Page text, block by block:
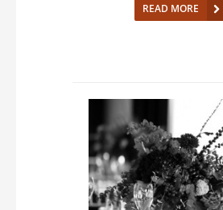
READ MORE